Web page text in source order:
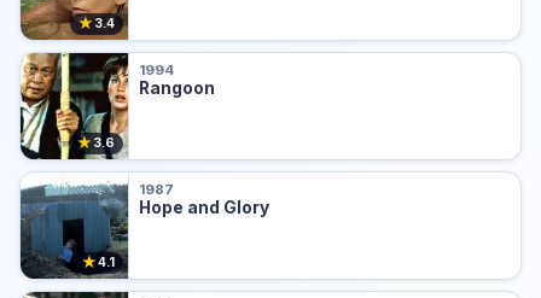
★3.4
★ 3.6
1994
Rangoon
★4.1
1987
Hope and Glory